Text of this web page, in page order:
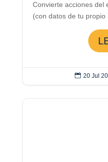
Convierte acciones del
(con datos de tu propio
 20 Jul